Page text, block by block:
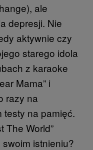
ale
depresji. Nie
aktywnie czy
starego idola
z karaoke
Mama” i
razy na
testy na pamięć.
The World”
istnieniu?